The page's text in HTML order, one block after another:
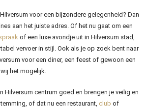
voor een bijzondere gelegenheid? Dan
aan het juiste adres. Of het nu gaat om een
of een luxe avondje uit in Hilversum stad,
vervoer in stijl. Ook als je op zoek bent naar
voor een diner, een feest of gewoon een
het mogelijk.
Hilversum centrum goed en brengen je veilig en
of dat nu een restaurant, club of